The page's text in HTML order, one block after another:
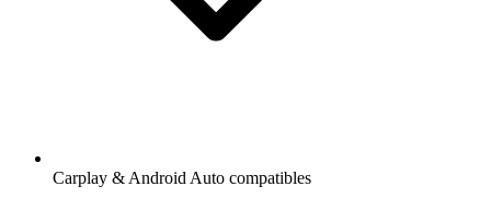
Carplay & Android Auto compatibles